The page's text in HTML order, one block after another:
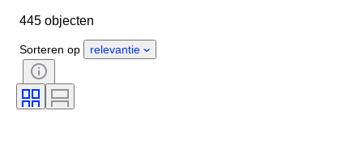
Materiaal
Penpunt maat
445 objecten
Sorteren op relevantie